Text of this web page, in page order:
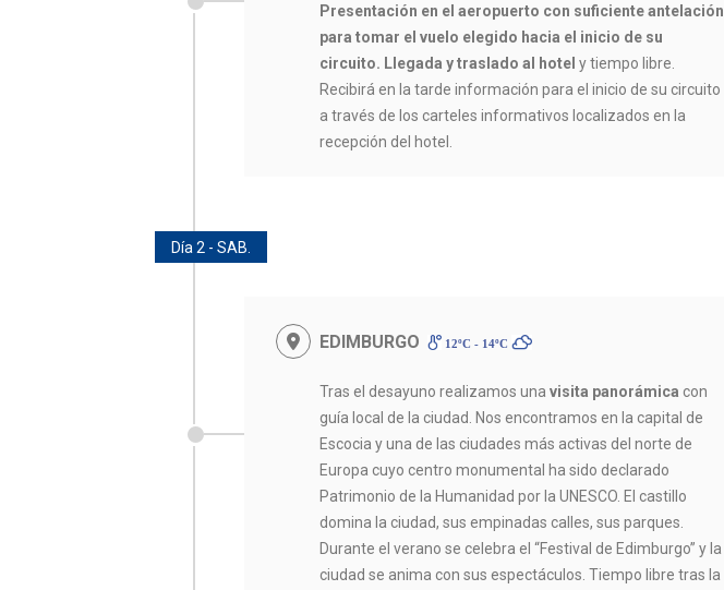
Presentación en el aeropuerto con suficiente antelación
para tomar el vuelo elegido hacia el inicio de su
circuito. Llegada y traslado al hotel y tiempo libre.
Recibirá en la tarde información para el inicio de su circuito
a través de los carteles informativos localizados en la
recepción del hotel.
Día 2 - SAB.
EDIMBURGO 12ºC - 14ºC
Tras el desayuno realizamos unavisita panorámica con
guía local de la ciudad. Nos encontramos en la capital de
Escocia y una de las ciudades más activas del norte de
Europa cuyo centro monumental ha sido declarado
Patrimonio de la Humanidad por la UNESCO. El castillo
domina la ciudad, sus empinadas calles, sus parques.
Durante el verano se celebra el “Festival de Edimburgo” y la
ciudad se anima con sus espectáculos. Tiempo libre tras la